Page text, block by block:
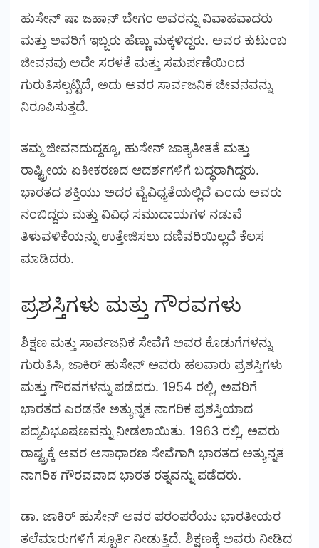
ಹುಸೇನ್ ಷಾ ಜಹಾನ್ ಬೇಗಂ ಅವರನ್ನು ವಿವಾಹವಾದರು
ಮತ್ತು ಅವರಿಗೆ ಇಬ್ಬರು ಹೆಣ್ಣು ಮಕ್ಕಳಿದ್ದರು. ಅವರ ಕುಟುಂಬ
ಜೀವನವು ಅದೇ ಸರಳತೆ ಮತ್ತು ಸಮರ್ಪಣೆಯಿಂದ
ಗುರುತಿಸಲ್ಪಟ್ಟಿದೆ, ಅದು ಅವರ ಸಾರ್ವಜನಿಕ ಜೀವನವನ್ನು
ನಿರೂಪಿಸುತ್ತದೆ.
ತಮ್ಮ ಜೀವನದುದ್ದಕ್ಕೂ, ಹುಸೇನ್ ಜಾತ್ಯತೀತತೆ ಮತ್ತು
ರಾಷ್ಟ್ರೀಯ ಏಕೀಕರಣದ ಆದರ್ಶಗಳಿಗೆ ಬದ್ಧರಾಗಿದ್ದರು.
ಭಾರತದ ಶಕ್ತಿಯು ಅದರ ವೈವಿಧ್ಯತೆಯಲ್ಲಿದೆ ಎಂದು ಅವರು
ನಂಬಿದ್ದರು ಮತ್ತು ವಿವಿಧ ಸಮುದಾಯಗಳ ನಡುವೆ
ತಿಳುವಳಿಕೆಯನ್ನು ಉತ್ತೇಜಿಸಲು ದಣಿವರಿಯಿಲ್ಲದೆ ಕೆಲಸ
ಮಾಡಿದರು.
ಪ್ರಶಸ್ತಿಗಳು ಮತ್ತು ಗೌರವಗಳು
ಶಿಕ್ಷಣ ಮತ್ತು ಸಾರ್ವಜನಿಕ ಸೇವೆಗೆ ಅವರ ಕೊಡುಗೆಗಳನ್ನು
ಗುರುತಿಸಿ, ಜಾಕಿರ್ ಹುಸೇನ್ ಅವರು ಹಲವಾರು ಪ್ರಶಸ್ತಿಗಳು
ಮತ್ತು ಗೌರವಗಳನ್ನು ಪಡೆದರು. 1954 ರಲ್ಲಿ, ಅವರಿಗೆ
ಭಾರತದ ಎರಡನೇ ಅತ್ಯುನ್ನತ ನಾಗರಿಕ ಪ್ರಶಸ್ತಿಯಾದ
ಪದ್ಮವಿಭೂಷಣವನ್ನು ನೀಡಲಾಯಿತು. 1963 ರಲ್ಲಿ, ಅವರು
ರಾಷ್ಟ್ರಕ್ಕೆ ಅವರ ಅಸಾಧಾರಣ ಸೇವೆಗಾಗಿ ಭಾರತದ ಅತ್ಯುನ್ನತ
ನಾಗರಿಕ ಗೌರವವಾದ ಭಾರತ ರತ್ನವನ್ನು ಪಡೆದರು.
ಡಾ. ಜಾಕಿರ್ ಹುಸೇನ್ ಅವರ ಪರಂಪರೆಯು ಭಾರತೀಯರ
ತಲೆಮಾರುಗಳಿಗೆ ಸ್ಫೂರ್ತಿ ನೀಡುತ್ತಿದೆ. ಶಿಕ್ಷಣಕ್ಕೆ ಅವರು ನೀಡಿದ